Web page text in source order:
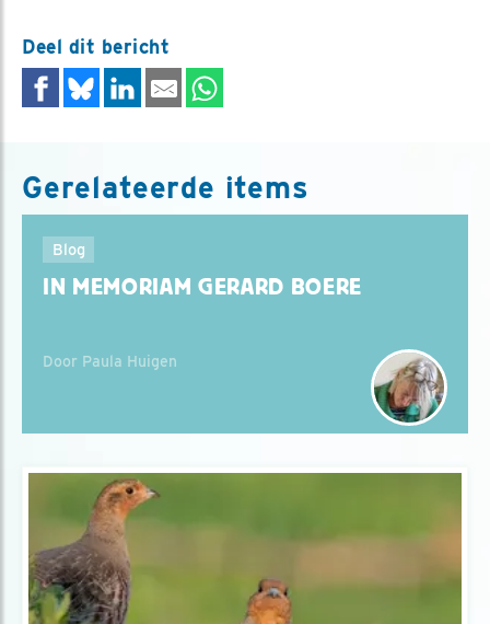
Deel dit bericht
Gerelateerde items
Blog
IN MEMORIAM GERARD BOERE
Door Paula Huigen